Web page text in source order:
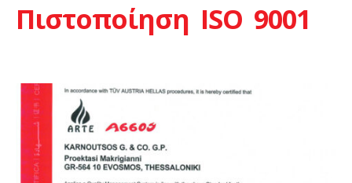
Πιστοποίηση ISO 9001